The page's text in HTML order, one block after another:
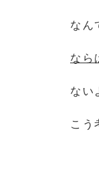
なん
なら
ない
こう